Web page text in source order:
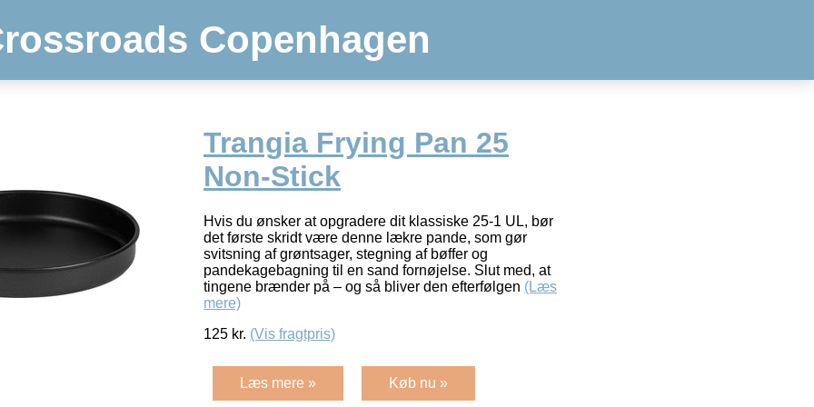
Copenhagen
Trangia Frying Pan 25
Non-Stick
Hvis du ønsker at opgradere dit klassiske 25-1 UL, bør
det første skridt være denne lækre pande, som gør
svitsning af grøntsager, stegning af bøffer og
pandekagebagning til en sand fornøjelse. Slut med, at
tingene brænder på – og så bliver den efterfølgen (Læs
mere)
125 kr. (Vis fragtpris)
Læs mere » Køb nu »